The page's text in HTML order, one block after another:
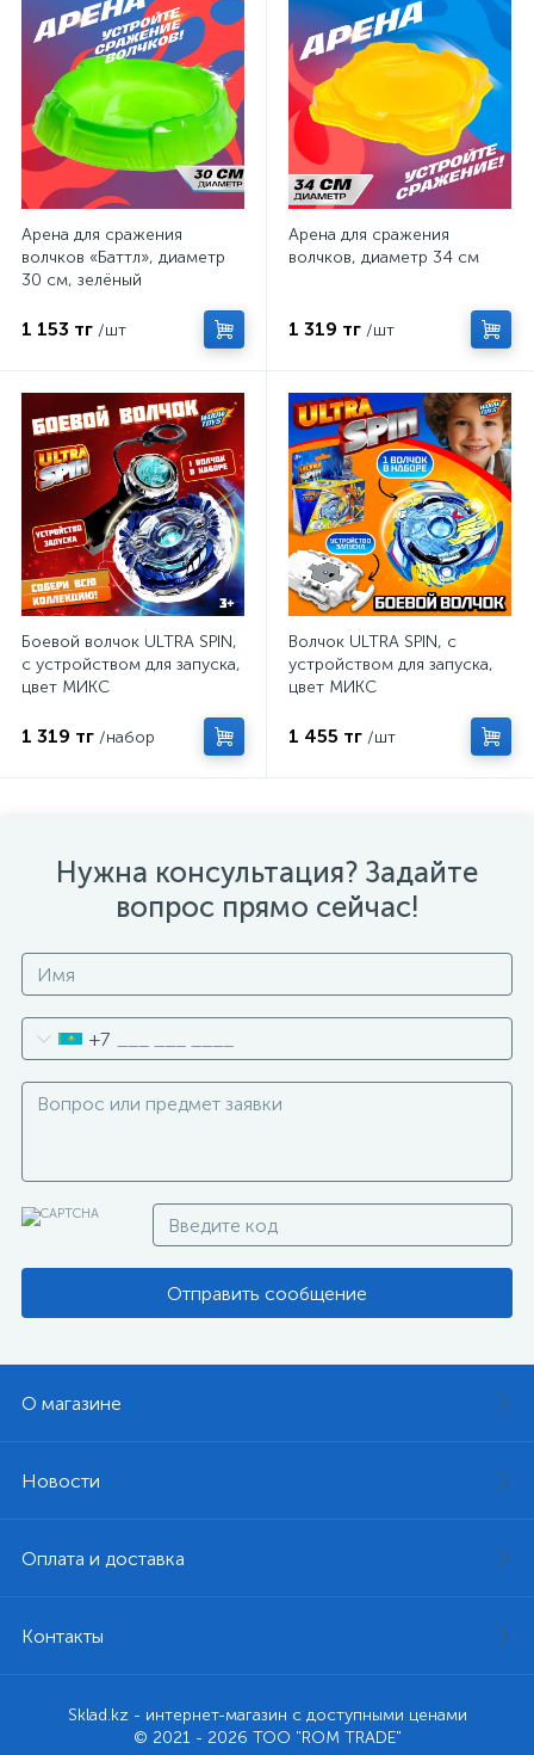
Арена для сражения
волчков «Баттл», диаметр
30 см, зелёный
1 153 тг /шт
Арена для сражения
волчков, диаметр 34 см
1 319 тг /шт
Боевой волчок ULTRA SPIN,
с устройством для запуска,
цвет МИКС
1 319 тг /набор
Волчок ULTRA SPIN, с
устройством для запуска,
цвет МИКС
1 455 тг /шт
Нужна консультация? Задайте
вопрос прямо сейчас!
+7
Отправить сообщение
О магазине
Новости
Оплата и доставка
Контакты
Sklad.kz - интернет-магазин с доступными ценами
© 2021 - 2026 ТОО "ROM TRADE"